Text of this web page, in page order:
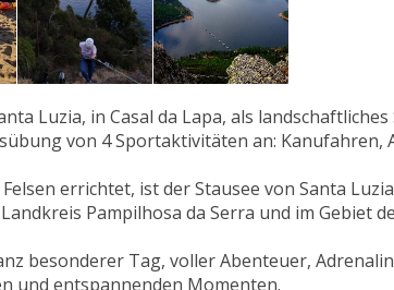
Luzia, in Casal da Lapa, als
von 4 Sportaktivitäten an: Kanufahren,
errichtet, ist der Stausee von Santa
Pampilhosa da Serra und im Gebiet
besonderer Tag, voller Abenteuer,
und entspannenden Momenten.